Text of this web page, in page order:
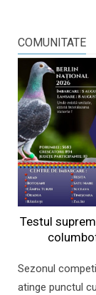
COMUNITATE
Testul
Sezonul
atinge punctul